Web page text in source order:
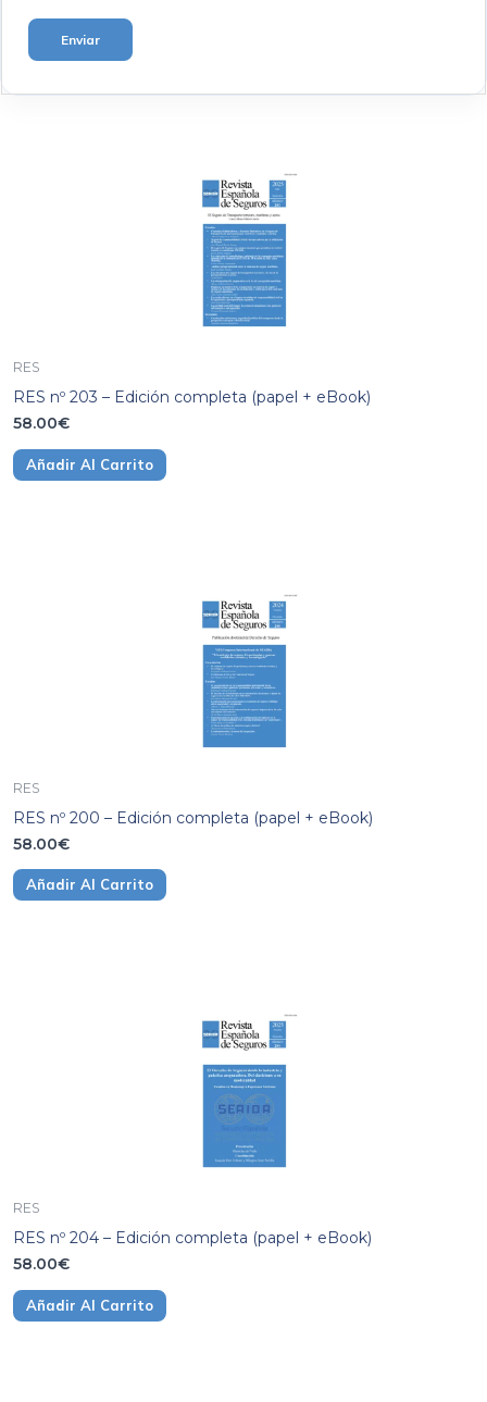
RES
RES nº 203 – Edición completa (papel + eBook)
58.00€
Añadir Al Carrito
RES
RES nº 200 – Edición completa (papel + eBook)
58.00€
Añadir Al Carrito
RES
RES nº 204 – Edición completa (papel + eBook)
58.00€
Añadir Al Carrito